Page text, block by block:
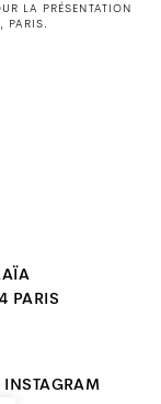
LA PRÉSENTATION
PARIS.
PARIS
INSTAGRAM